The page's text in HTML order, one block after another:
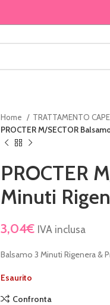
Home TRATTAMENTO
PROCTER M/SECTOR
PROCTER
Minuti
3,04€ IVA inclusa
Balsamo 3 Minuti Rigenera &
Esaurito
Confronta